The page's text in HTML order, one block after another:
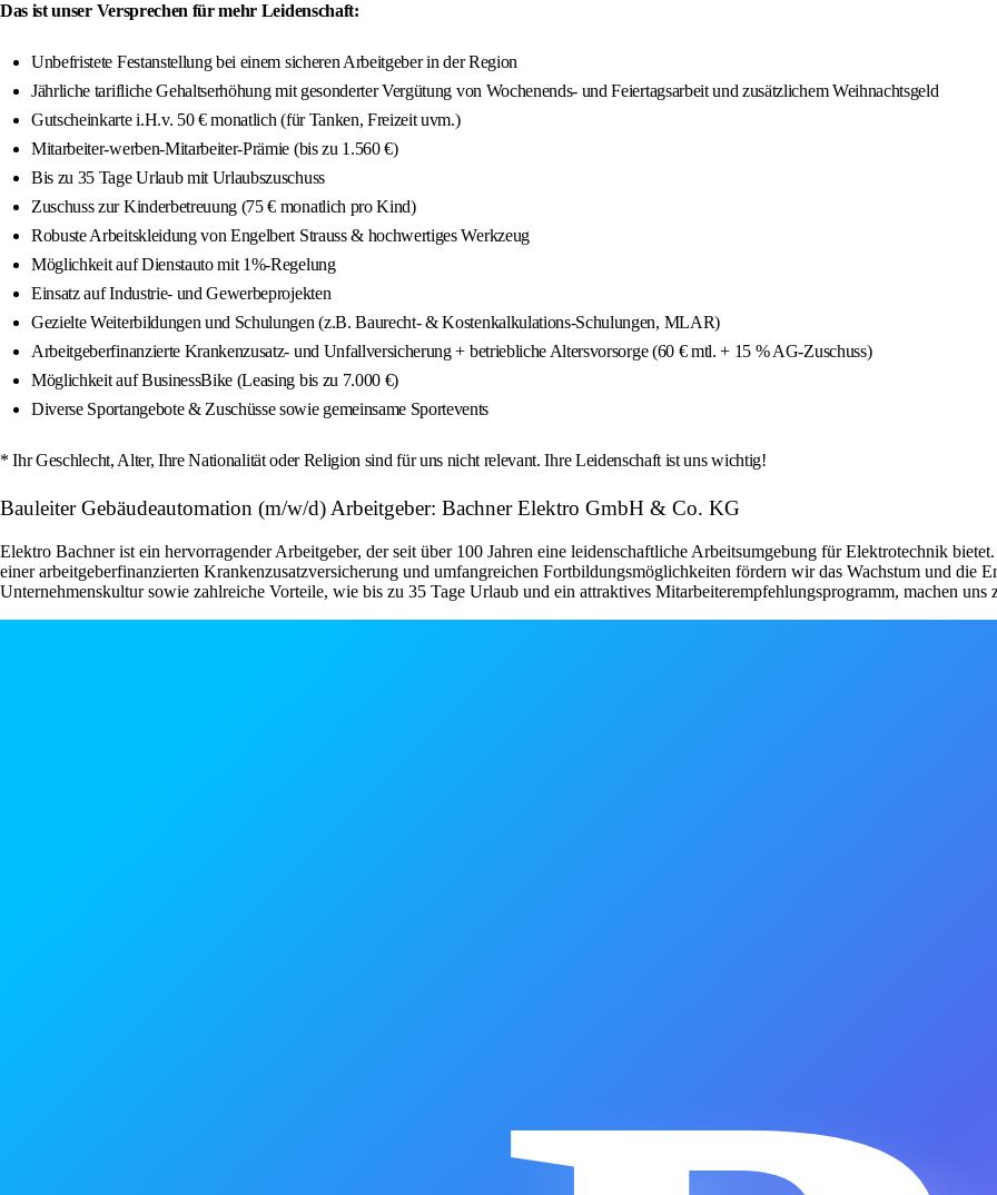
Das ist unser Versprechen für mehr Leidenschaft:
Unbefristete Festanstellung bei einem sicheren Arbeitgeber in der Region
Jährliche tarifliche Gehaltserhöhung mit gesonderter Vergütung von Wochenends- und Feiertagsarbeit und zusätzlichem Weihnachtsgeld
Gutscheinkarte i.H.v. 50 € monatlich (für Tanken, Freizeit uvm.)
Mitarbeiter-werben-Mitarbeiter-Prämie (bis zu 1.560 €)
Bis zu 35 Tage Urlaub mit Urlaubszuschuss
Zuschuss zur Kinderbetreuung (75 € monatlich pro Kind)
Robuste Arbeitskleidung von Engelbert Strauss & hochwertiges Werkzeug
Möglichkeit auf Dienstauto mit 1%-Regelung
Einsatz auf Industrie- und Gewerbeprojekten
Gezielte Weiterbildungen und Schulungen (z.B. Baurecht- & Kostenkalkulations-Schulungen, MLAR)
Arbeitgeberfinanzierte Krankenzusatz- und Unfallversicherung + betriebliche Altersvorsorge (60 € mtl. + 15 % AG-Zuschuss)
Möglichkeit auf BusinessBike (Leasing bis zu 7.000 €)
Diverse Sportangebote & Zuschüsse sowie gemeinsame Sportevents
* Ihr Geschlecht, Alter, Ihre Nationalität oder Religion sind für uns nicht relevant. Ihre Leidenschaft ist uns wichtig!
Bauleiter Gebäudeautomation (m/w/d) Arbeitgeber: Bachner Elektro GmbH & Co. KG
Elektro Bachner ist ein hervorragender Arbeitgeber, der seit über 100 Jahren eine leidenschaftliche Arbeitsumgebung für Elektrotechnik
einer arbeitgeberfinanzierten Krankenzusatzversicherung und umfangreichen Fortbildungsmöglichkeiten fördern wir das Wachstum und die
Unternehmenskultur sowie zahlreiche Vorteile, wie bis zu 35 Tage Urlaub und ein attraktives Mitarbeiterempfehlungsprogramm, machen uns